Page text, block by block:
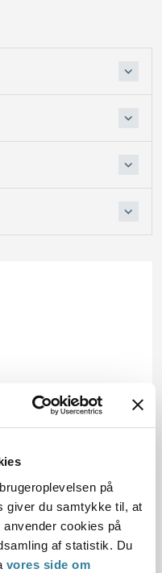
på
giver du samtykke til, at
cookies på
af statistik. Du
vores side om